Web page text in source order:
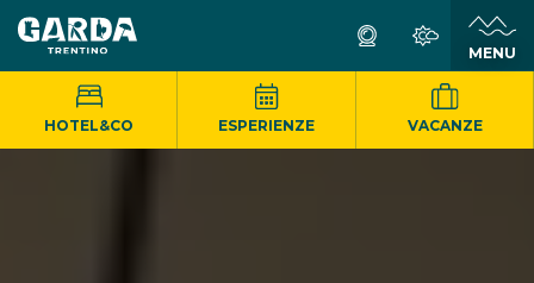
MENU
HOTEL&CO ESPERIENZE VACANZE